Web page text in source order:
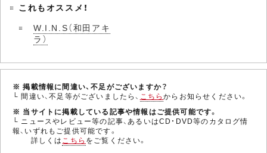
これもオススメ！
W.I.N.S（和田アキ
ラ）
※ 掲載情報に間違い、不足がございますか？
└ 間違い、不足等がございましたら、 こちらからお知らせください。
※ 当サイトに掲載している記事や情報はご提供可能です。
└ ニュースやレビュー等の記事、あるいはCD・DVD等のカタログ情
報、いずれもご提供可能です。
詳しくはこちら をご覧ください。